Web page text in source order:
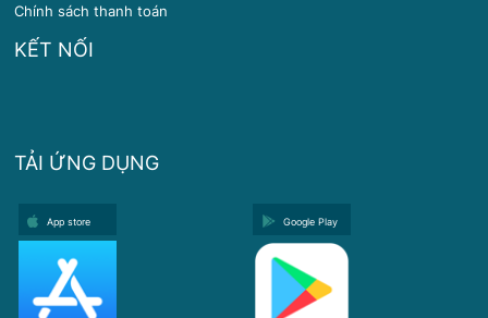
Chính sách thanh toán
KẾT NỐI
TẢI ỨNG DỤNG
App store Google Play